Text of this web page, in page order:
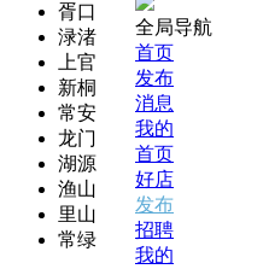
胥口
渌渚
上官
新桐
常安
龙门
湖源
渔山
里山
常绿
全局导航
首页
发布
消息
我的
首页
好店
发布
招聘
我的